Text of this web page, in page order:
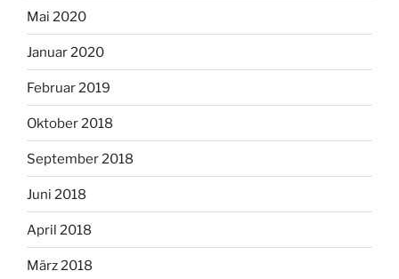
Mai 2020
Januar 2020
Februar 2019
Oktober 2018
September 2018
Juni 2018
April 2018
März 2018